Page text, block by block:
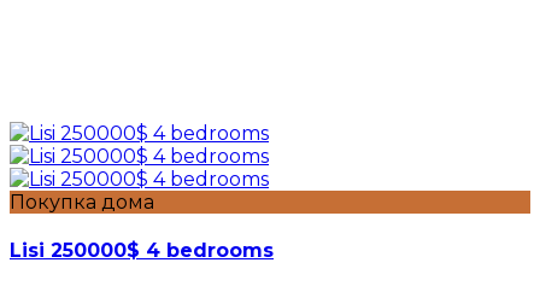
Покупка дома
Lisi 250000$ 4 bedrooms